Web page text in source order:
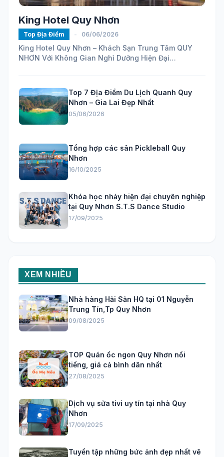
King Hotel Quy Nhơn
Top Địa Điểm - 06/06/2026
King Hotel Quy Nhơn – Khách Sạn Trung Tâm QUY
NHƠN Với Không Gian Nghỉ Dưỡng Hiện Đại
Top 7 Địa Điểm Du Lịch Quanh Quy
Nhơn – Gia Lai Đẹp Nhất
05/06/2026
Tổng hợp các sân Pickleball Quy
Nhơn
16/10/2025
Khóa học nhảy hiện đại chuyên nghiệp
tại Quy Nhơn S.T.S Dance Studio
17/09/2025
XEM NHIỀU
Nhà hàng Hải Sản HQ tại 01 Nguyễn
Trung Tín,Tp Quy Nhơn
09/08/2025
TOP Quán ốc ngon Quy Nhơn nổi
tiếng, giá cả bình dân nhất
27/08/2025
Dịch vụ sửa tivi uy tín tại nhà Quy
Nhơn
17/09/2025
Tuyển tập những bức ảnh đẹp nhất vê